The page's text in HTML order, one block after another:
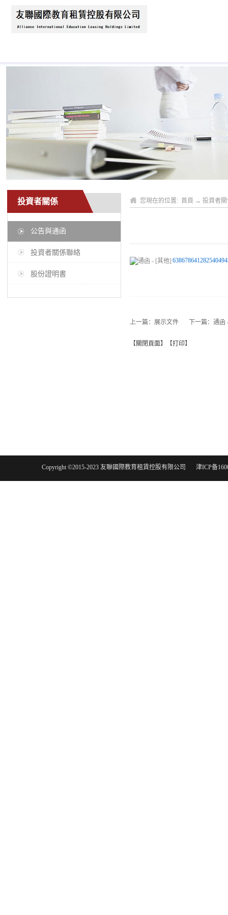
投資者關係
公告與通函
投資者關係聯絡
股份證明書
您現在的位置: 首頁 → 投資者
上一篇： 展示文件 下一篇： 通函
【 關閉頁面】【打印】
Copyright ©2015-2023 友聯國際教育租賃控股有限公司 津ICP备